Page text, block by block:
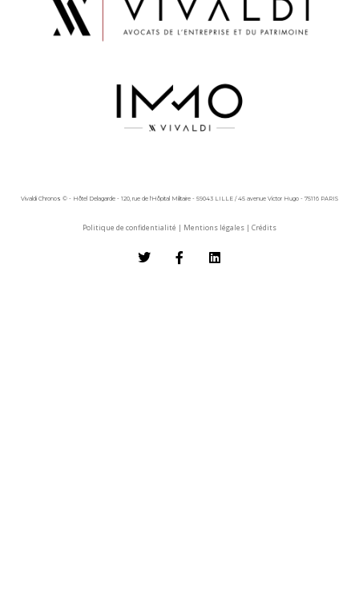
Vivaldi Chronos © - Hôtel Delagarde - 120, rue de l'Hôpital Militaire - 59043 LILLE / 45 avenue Victor Hugo - 75116 PARIS
Politique de confidentialité | Mentions légales | Crédits